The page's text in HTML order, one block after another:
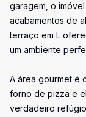
garagem, o
acabamentos de
terraço em L
um ambiente
A área gourmet é
forno de pizza e
verdadeiro